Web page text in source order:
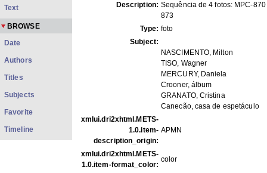
Description: Sequência de 4 fotos: MPC-
873
Type: foto
Subject:
NASCIMENTO, Milton
TISO, Wagner
MERCURY, Daniela
Crooner, álbum
GRANATO, Cristina
Canecão, casa de espetáculo
xmlui.dri2xhtml.METS-
1.0.item-
description_origin:
APMN
xmlui.dri2xhtml.METS-
1.0.item-format_color:
color
Text
BROWSE
Date
Authors
Titles
Subjects
Favorite
Timeline